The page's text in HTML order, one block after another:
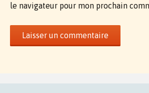
le navigateur pour mon prochain